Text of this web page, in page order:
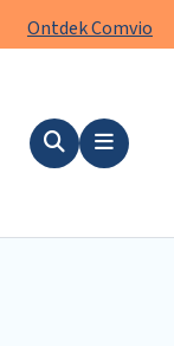
Ontdek Comvio
Cloud
ZoekenMenu